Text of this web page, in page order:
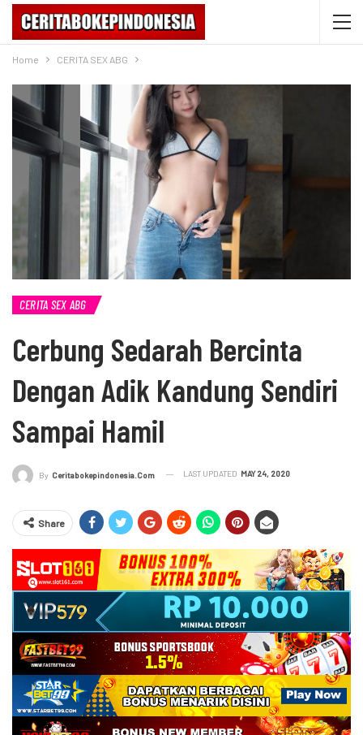
Home CERITA SEX ABG
CERITA SEX ABG
Cerbung Sedarah Bercinta
Dengan Adik Kandung Sendiri
Sampai Hamil
By Ceritabokepindonesia.com LAST UPDATED MAY 24, 2020
Share